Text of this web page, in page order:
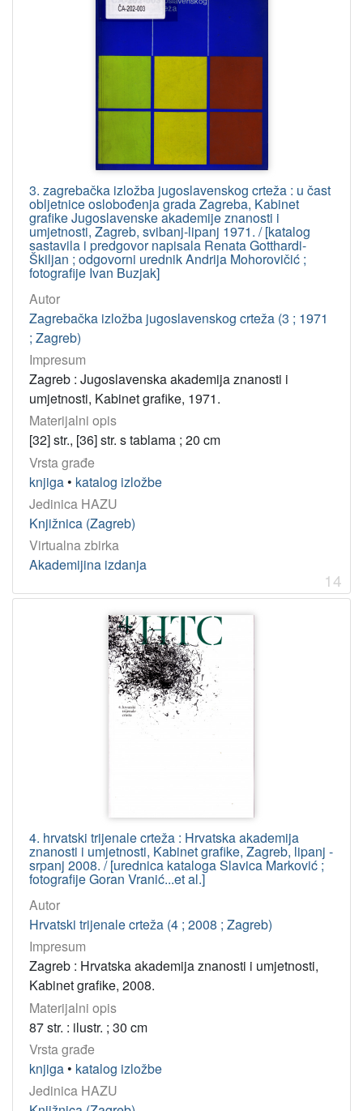
3. zagrebačka izložba jugoslavenskog crteža : u čast
obljetnice oslobođenja grada Zagreba, Kabinet
grafike Jugoslavenske akademije znanosti i
umjetnosti, Zagreb, svibanj-lipanj 1971. / [katalog
sastavila i predgovor napisala Renata Gotthardi-
Škiljan ; odgovorni urednik Andrija Mohorovičić ;
fotografije Ivan Buzjak]
Autor
Zagrebačka izložba jugoslavenskog crteža (3 ; 1971
; Zagreb)
Impresum
Zagreb : Jugoslavenska akademija znanosti i
umjetnosti, Kabinet grafike, 1971.
Materijalni opis
[32] str., [36] str. s tablama ; 20 cm
Vrsta građe
knjiga • katalog izložbe
Jedinica HAZU
Knjižnica (Zagreb)
Virtualna zbirka
Akademijina izdanja
14
4. hrvatski trijenale crteža : Hrvatska akademija
znanosti i umjetnosti, Kabinet grafike, Zagreb, lipanj -
srpanj 2008. / [urednica kataloga Slavica Marković ;
fotografije Goran Vranić...et al.]
Autor
Hrvatski trijenale crteža (4 ; 2008 ; Zagreb)
Impresum
Zagreb : Hrvatska akademija znanosti i umjetnosti,
Kabinet grafike, 2008.
Materijalni opis
87 str. : ilustr. ; 30 cm
Vrsta građe
knjiga • katalog izložbe
Jedinica HAZU